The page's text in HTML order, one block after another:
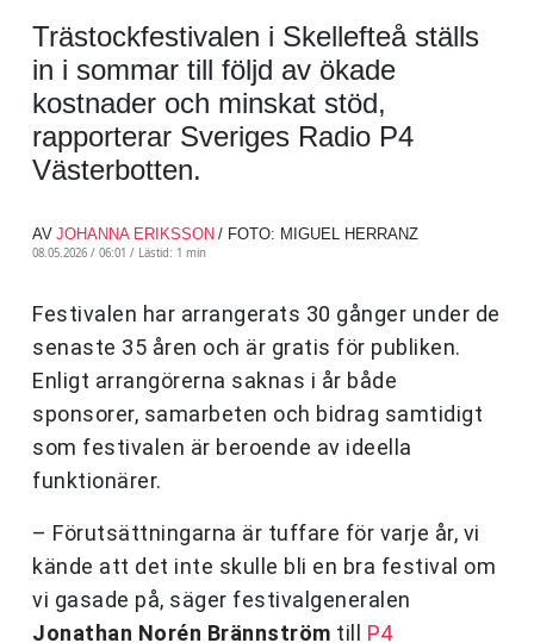
Trästockfestivalen i Skellefteå ställs
in i sommar till följd av ökade
kostnader och minskat stöd,
rapporterar Sveriges Radio P4
Västerbotten.
AV JOHANNA ERIKSSON / FOTO: MIGUEL HERRANZ
08.05.2026 / 06:01 / Lästid: 1 min
Festivalen har arrangerats 30 gånger under de
senaste 35 åren och är gratis för publiken.
Enligt arrangörerna saknas i år både
sponsorer, samarbeten och bidrag samtidigt
som festivalen är beroende av ideella
funktionärer.
– Förutsättningarna är tuffare för varje år, vi
kände att det inte skulle bli en bra festival om
vi gasade på, säger festivalgeneralen
Jonathan Norén Brännström till P4